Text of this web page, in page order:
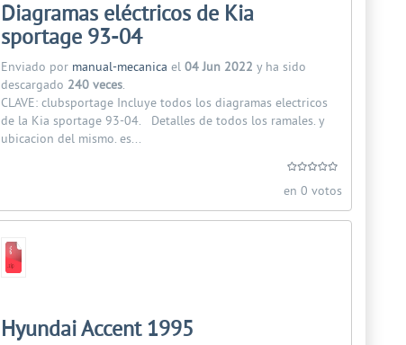
Diagramas eléctricos de Kia
sportage 93-04
Enviado por manual-mecanica el 04 Jun 2022 y ha sido
descargado 240 veces.
CLAVE: clubsportage Incluye todos los diagramas electricos
de la Kia sportage 93-04. Detalles de todos los ramales. y
ubicacion del mismo. es...
en 0 votos
Hyundai Accent 1995